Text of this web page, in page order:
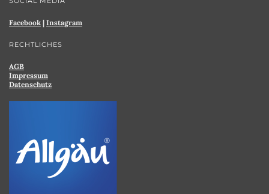
Facebook | Instagram
RECHTLICHES
AGB
Impressum
Datenschutz